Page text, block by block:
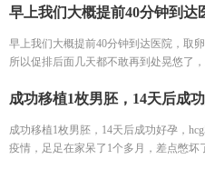
美女是真的多，真的好看，肤白貌美，
的针所以不疼，在促排监测卵泡期间，
用药。住的酒店离医院比较近，交通也
早上我们大概提前40分钟到达医院，取
所以促排后面几天都不敢再到处晃悠了
取卵后生殖顾问交代了术后注意事项，
我们。
成功移植1枚男胚，14天后成功好孕，
疫情，足足在家呆了1个多月，差点憋